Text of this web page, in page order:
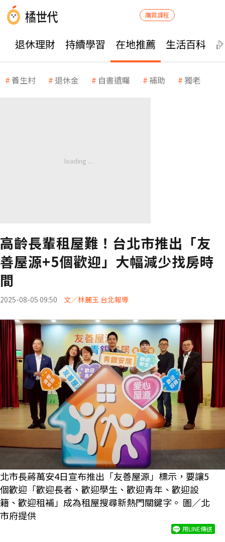
購買課程
退休理財 持續學習 在地推薦 生活百科
養生村 退休金 自書遺囑 補助 獨老
高齡長輩租屋難！台北市推出「友
善屋源+5個歡迎」大幅減少找房時
間
2025-08-05 09:50 文／林麗玉 台北報導
北市長蔣萬安4日宣布推出「友善屋源」標示，要讓5
個歡迎「歡迎長者、歡迎學生、歡迎青年、歡迎設
籍、歡迎租補」成為租屋搜尋新熱門關鍵字。 圖／北
市府提供
用LINE傳送